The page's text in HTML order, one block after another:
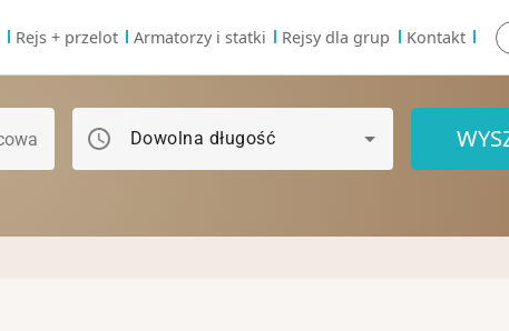
Rejs + przelot Armatorzy i statki Rejsy dla grup Kontakt
schedule Dowolna długość